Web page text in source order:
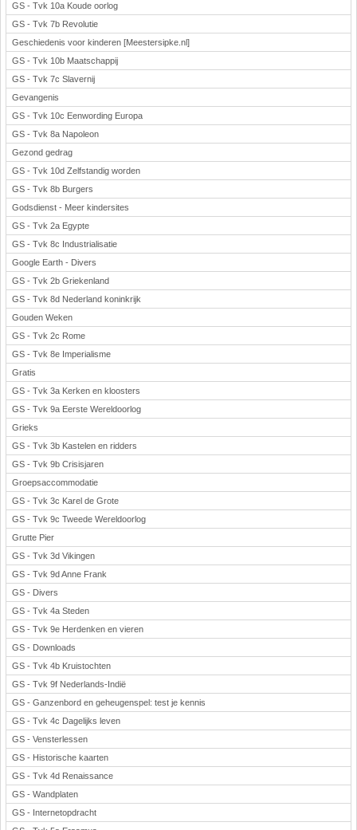
GS - Tvk 10a Koude oorlog
GS - Tvk 7b Revolutie
Geschiedenis voor kinderen [Meestersipke.nl]
GS - Tvk 10b Maatschappij
GS - Tvk 7c Slavernij
Gevangenis
GS - Tvk 10c Eenwording Europa
GS - Tvk 8a Napoleon
Gezond gedrag
GS - Tvk 10d Zelfstandig worden
GS - Tvk 8b Burgers
Godsdienst - Meer kindersites
GS - Tvk 2a Egypte
GS - Tvk 8c Industrialisatie
Google Earth - Divers
GS - Tvk 2b Griekenland
GS - Tvk 8d Nederland koninkrijk
Gouden Weken
GS - Tvk 2c Rome
GS - Tvk 8e Imperialisme
Gratis
GS - Tvk 3a Kerken en kloosters
GS - Tvk 9a Eerste Wereldoorlog
Grieks
GS - Tvk 3b Kastelen en ridders
GS - Tvk 9b Crisisjaren
Groepsaccommodatie
GS - Tvk 3c Karel de Grote
GS - Tvk 9c Tweede Wereldoorlog
Grutte Pier
GS - Tvk 3d Vikingen
GS - Tvk 9d Anne Frank
GS - Divers
GS - Tvk 4a Steden
GS - Tvk 9e Herdenken en vieren
GS - Downloads
GS - Tvk 4b Kruistochten
GS - Tvk 9f Nederlands-Indië
GS - Ganzenbord en geheugenspel: test je kennis
GS - Tvk 4c Dagelijks leven
GS - Vensterlessen
GS - Historische kaarten
GS - Tvk 4d Renaissance
GS - Wandplaten
GS - Internetopdracht